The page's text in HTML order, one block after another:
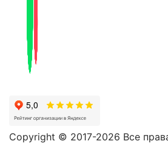
Copyright © 2017-2026 Все